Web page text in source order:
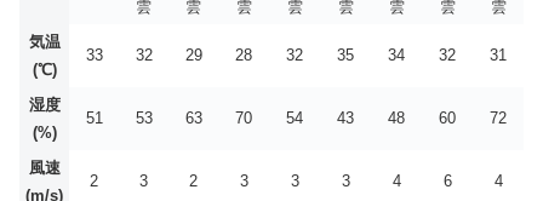
雲
雲 雲 雲 雲 雲 雲
雲
気温
(℃)
33 32 29 28 32 35 34 32 31
湿度
(%)
51 53 63 70 54 43 48 60 72
風速
(m/s)
2 3 2 3 3 3 4 6 4